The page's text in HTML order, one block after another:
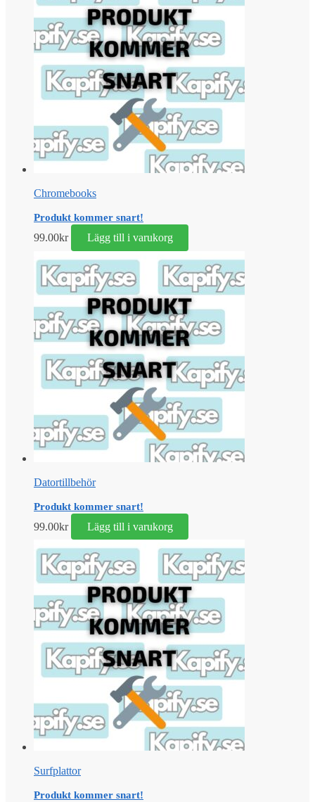
Chromebooks
Produkt kommer snart!
99.00kr Lägg till i varukorg
Datortillbehör
Produkt kommer snart!
99.00kr Lägg till i varukorg
Surfplattor
Produkt kommer snart!